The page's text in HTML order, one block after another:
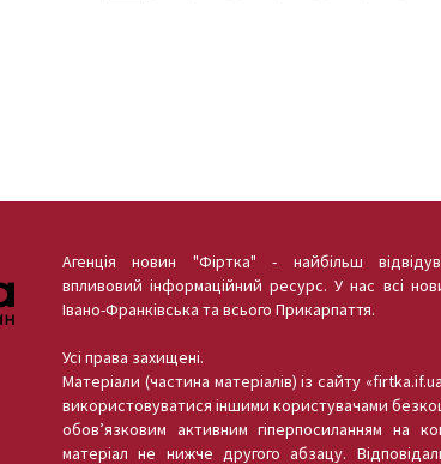
Агенція новин "Фіртка" - найбільш
впливовий інформаційний ресурс. У нас всі
Івано-Франківська та всього Прикарпаття.
Усі права захищені.
Матеріали (частина матеріалів) із сайту
використовуватися іншими користувачами
обов’язковим активним гіперпосиланням на
матеріал не нижче другого абзацу.